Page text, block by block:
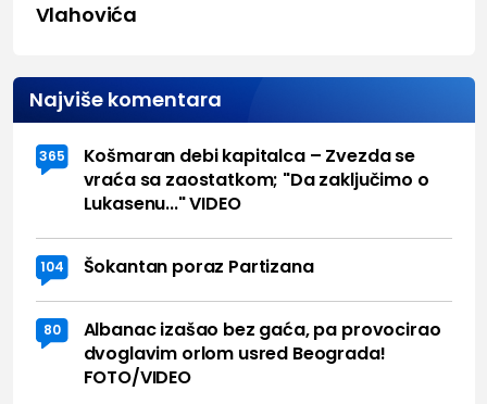
Vlahovića
Najviše komentara
365
Košmaran debi kapitalca – Zvezda se
vraća sa zaostatkom; "Da zaključimo o
Lukasenu..." VIDEO
104 Šokantan poraz Partizana
80
Albanac izašao bez gaća, pa provocirao
dvoglavim orlom usred Beograda!
FOTO/VIDEO